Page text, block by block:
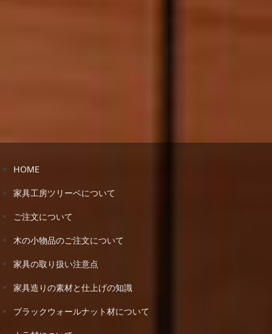
HOME
家具工房ツリーベについて
ご注文について
木の小物品のご注文について
家具の取り扱い注意点
家具造りの素材と仕上げの知識
ブラックウォールナット材について